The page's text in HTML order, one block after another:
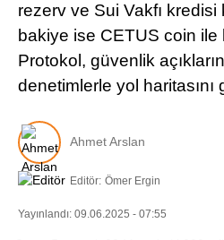
rezerv ve Sui Vakfı kredisi
bakiye ise CETUS coin ile
Protokol, güvenlik
denetimlerle yol haritasını
Ahmet Arslan
Editör: Ömer Ergin
Yayınlandı: 09.06.2025 - 07:55